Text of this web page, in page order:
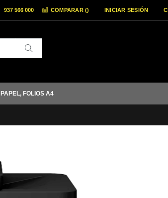
COMPARAR () INICIAR SESIÓN
937 566 000
PAPEL, FOLIOS A4